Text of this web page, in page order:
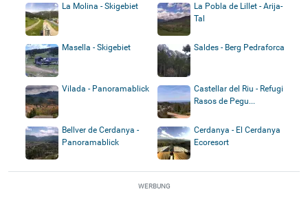
La Molina - Skigebiet
La Pobla de Lillet - Arija-
Tal
Masella - Skigebiet Saldes - Berg Pedraforca
Vilada - Panoramablick
Castellar del Riu - Refugi
Rasos de Pegu...
Bellver de Cerdanya -
Panoramablick
Cerdanya - El Cerdanya
Ecoresort
WERBUNG